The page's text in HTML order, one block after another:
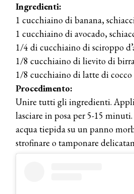
Ingredienti:
1 cucchiaino di banana,
1 cucchiaino di avocado,
1/4 di cucchiaino di sciroppo
1/8 cucchiaino di lievito di
1/8 cucchiaino di latte di cocco
Procedimento:
Unire tutti gli ingredienti.
lasciare in posa per 5-15
acqua tiepida su un panno
strofinare o tamponare